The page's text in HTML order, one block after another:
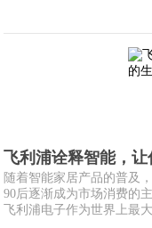
飞利浦诠释智能，
随着智能家居产品的普及
90后逐渐成为市场消费的
飞利浦电子作为世界上最